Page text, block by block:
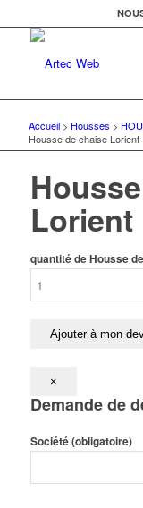
Accueil> Housses >
Housse de chaise Lorient
Lorient
quantité de Housse
Ajouter à mon
×
Demande de
Société (obligatoire)